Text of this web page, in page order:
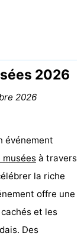
2026
2026
événement
musées à travers
la riche
offre une
et les
Des